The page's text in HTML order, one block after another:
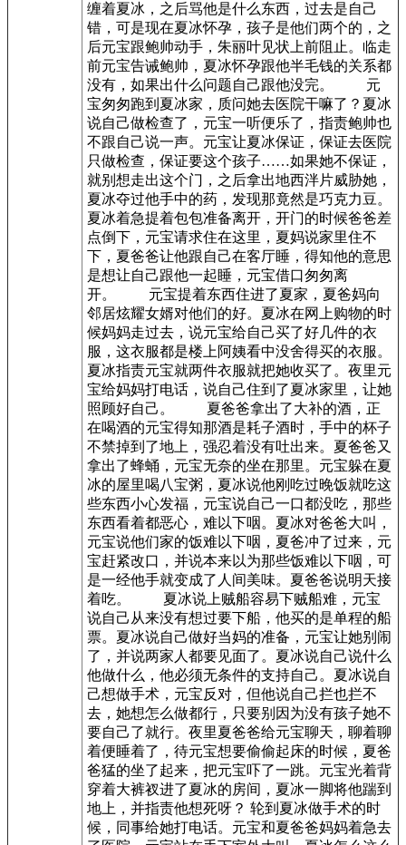
缠着夏冰，之后骂他是什么东西，过去是自己
错，可是现在夏冰怀孕，孩子是他们两个的，之
后元宝跟鲍帅动手，朱丽叶见状上前阻止。临走
前元宝告诫鲍帅，夏冰怀孕跟他半毛钱的关系都
没有，如果出什么问题自己跟他没完。 元
宝匆匆跑到夏冰家，质问她去医院干嘛了？夏冰
说自己做检查了，元宝一听便乐了，指责鲍帅也
不跟自己说一声。元宝让夏冰保证，保证去医院
只做检查，保证要这个孩子……如果她不保证，
就别想走出这个门，之后拿出地西泮片威胁她，
夏冰夺过他手中的药，发现那竟然是巧克力豆。
夏冰着急提着包包准备离开，开门的时候爸爸差
点倒下，元宝请求住在这里，夏妈说家里住不
下，夏爸爸让他跟自己在客厅睡，得知他的意思
是想让自己跟他一起睡，元宝借口匆匆离
开。 元宝提着东西住进了夏家，夏爸妈向
邻居炫耀女婿对他们的好。夏冰在网上购物的时
候妈妈走过去，说元宝给自己买了好几件的衣
服，这衣服都是楼上阿姨看中没舍得买的衣服。
夏冰指责元宝就两件衣服就把她收买了。夜里元
宝给妈妈打电话，说自己住到了夏冰家里，让她
照顾好自己。 夏爸爸拿出了大补的酒，正
在喝酒的元宝得知那酒是耗子酒时，手中的杯子
不禁掉到了地上，强忍着没有吐出来。夏爸爸又
拿出了蜂蛹，元宝无奈的坐在那里。元宝躲在夏
冰的屋里喝八宝粥，夏冰说他刚吃过晚饭就吃这
些东西小心发福，元宝说自己一口都没吃，那些
东西看着都恶心，难以下咽。夏冰对爸爸大叫，
元宝说他们家的饭难以下咽，夏爸冲了过来，元
宝赶紧改口，并说本来以为那些饭难以下咽，可
是一经他手就变成了人间美味。夏爸爸说明天接
着吃。 夏冰说上贼船容易下贼船难，元宝
说自己从来没有想过要下船，他买的是单程的船
票。夏冰说自己做好当妈的准备，元宝让她别闹
了，并说两家人都要见面了。夏冰说自己说什么
他做什么，他必须无条件的支持自己。夏冰说自
己想做手术，元宝反对，但他说自己拦也拦不
去，她想怎么做都行，只要别因为没有孩子她不
要自己了就行。夜里夏爸爸给元宝聊天，聊着聊
着便睡着了，待元宝想要偷偷起床的时候，夏爸
爸猛的坐了起来，把元宝吓了一跳。元宝光着背
穿着大裤衩进了夏冰的房间，夏冰一脚将他踹到
地上，并指责他想死呀？ 轮到夏冰做手术的时
候，同事给她打电话。元宝和夏爸爸妈妈着急去